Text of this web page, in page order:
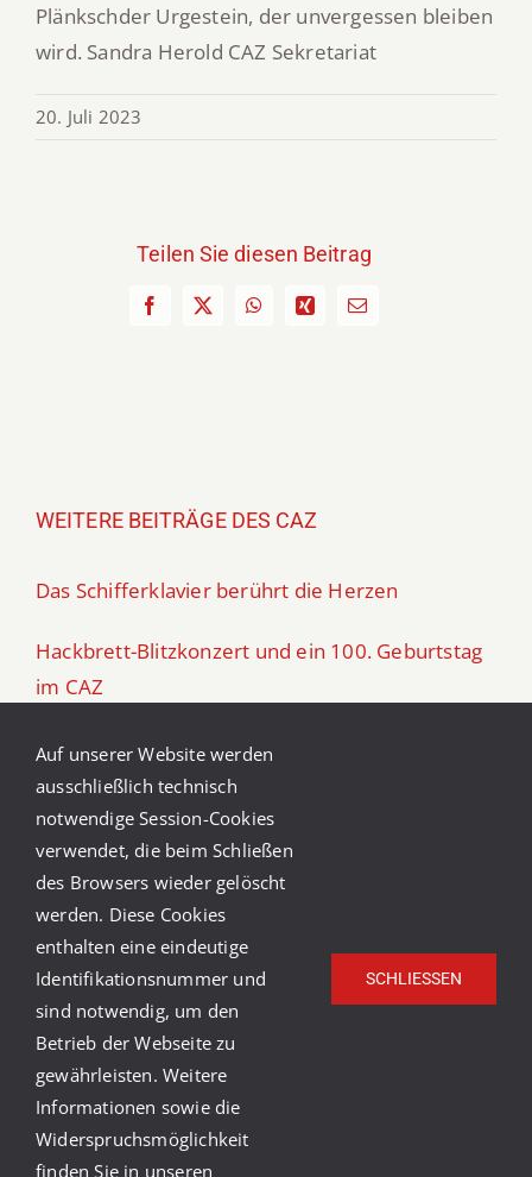
Plänkschder Urgestein, der unvergessen bleiben
wird. Sandra Herold CAZ Sekretariat
20. Juli 2023
Teilen Sie diesen Beitrag
Facebook
X WhatsApp
Xing
E-
WEITERE BEITRÄGE DES CAZ
Das Schifferklavier berührt die Herzen
Hackbrett-Blitzkonzert und ein 100. Geburtstag
im CAZ
Frühlingsgefühle im CAZ
Winter Ade!
Vorweihnachtszeit im CAZ
© Copyright Caritasverband Heidelberg-Rhein-Neckar
e.V.
2026 | Caritas Deutschland
International
Impressum
Auf unserer Website werden
ausschließlich technisch
notwendige Session-Cookies
verwendet, die beim Schließen
des Browsers wieder gelöscht
werden. Diese Cookies
enthalten eine eindeutige
Identifikationsnummer und
sind notwendig, um den
Betrieb der Webseite zu
gewährleisten. Weitere
Informationen sowie die
Widerspruchsmöglichkeit
finden Sie in unseren
SCHLIESSEN